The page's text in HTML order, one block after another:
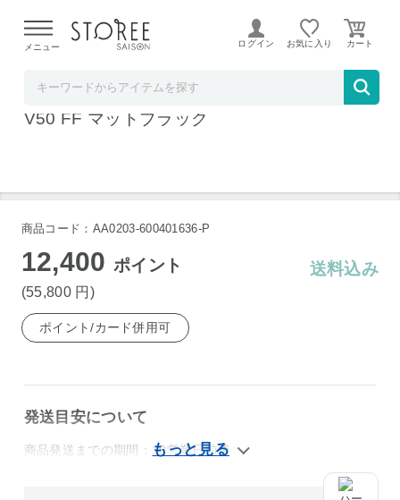
よる配送遅延が発生しております。
メニュー ログイン お気に入り
スティック掃除機 Dyson PencilVac Fluffy S
V50 FF マットブラック
商品コード：AA0203-600401636-P
12,400ポイント
(55,800 円 )
送料込み
ポイント/カード併用可
発送目安について
商品発送までの期間：10営業日前後